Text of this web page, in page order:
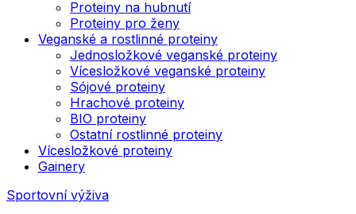
Proteiny na hubnutí
Proteiny pro ženy
Veganské a rostlinné proteiny
Jednosložkové veganské proteiny
Vícesložkové veganské proteiny
Sójové proteiny
Hrachové proteiny
BIO proteiny
Ostatní rostlinné proteiny
Vícesložkové proteiny
Gainery
Sportovní výživa